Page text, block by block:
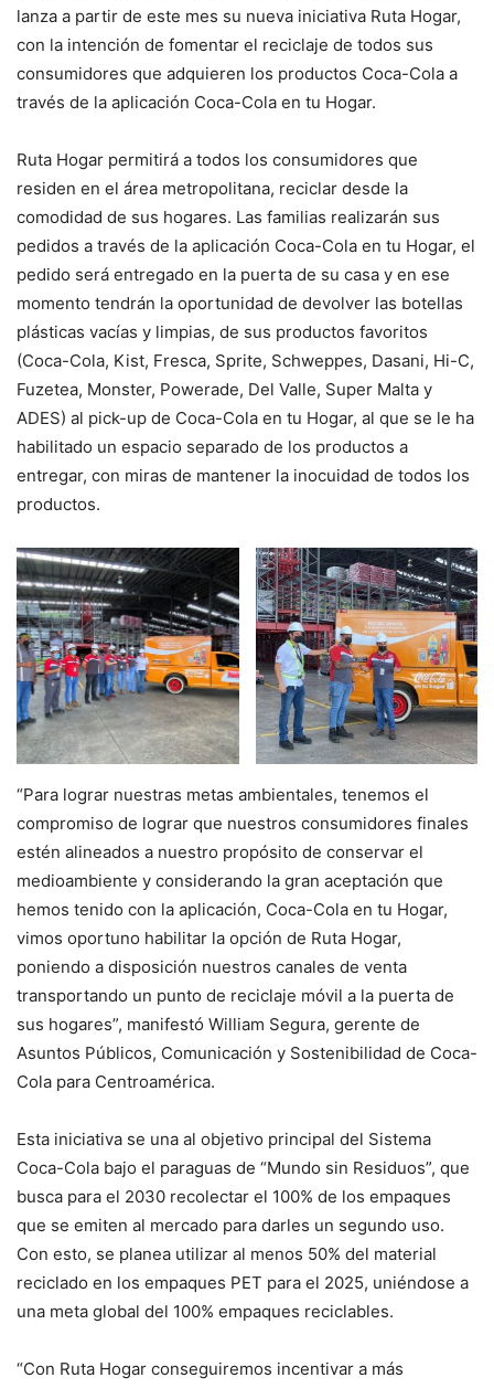
lanza a partir de este mes su nueva iniciativa Ruta Hogar,
con la intención de fomentar el reciclaje de todos sus
consumidores que adquieren los productos Coca-Cola a
través de la aplicación Coca-Cola en tu Hogar.
Ruta Hogar permitirá a todos los consumidores que
residen en el área metropolitana, reciclar desde la
comodidad de sus hogares. Las familias realizarán sus
pedidos a través de la aplicación Coca-Cola en tu Hogar, el
pedido será entregado en la puerta de su casa y en ese
momento tendrán la oportunidad de devolver las botellas
plásticas vacías y limpias, de sus productos favoritos
(Coca-Cola, Kist, Fresca, Sprite, Schweppes, Dasani, Hi-C,
Fuzetea, Monster, Powerade, Del Valle, Super Malta y
ADES) al pick-up de Coca-Cola en tu Hogar, al que se le ha
habilitado un espacio separado de los productos a
entregar, con miras de mantener la inocuidad de todos los
productos.
“Para lograr nuestras metas ambientales, tenemos el
compromiso de lograr que nuestros consumidores finales
estén alineados a nuestro propósito de conservar el
medioambiente y considerando la gran aceptación que
hemos tenido con la aplicación, Coca-Cola en tu Hogar,
vimos oportuno habilitar la opción de Ruta Hogar,
poniendo a disposición nuestros canales de venta
transportando un punto de reciclaje móvil a la puerta de
sus hogares”, manifestó William Segura, gerente de
Asuntos Públicos, Comunicación y Sostenibilidad de Coca-
Cola para Centroamérica.
Esta iniciativa se una al objetivo principal del Sistema
Coca-Cola bajo el paraguas de “Mundo sin Residuos”, que
busca para el 2030 recolectar el 100% de los empaques
que se emiten al mercado para darles un segundo uso.
Con esto, se planea utilizar al menos 50% del material
reciclado en los empaques PET para el 2025, uniéndose a
una meta global del 100% empaques reciclables.
“Con Ruta Hogar conseguiremos incentivar a más